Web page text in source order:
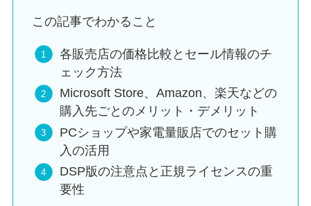
この記事でわかること
各販売店の価格比較とセール情報のチ
ェック方法
Microsoft Store、Amazon、楽天などの
購入先ごとのメリット・デメリット
PCショップや家電量販店でのセット購
入の活用
DSP版の注意点と正規ライセンスの重
要性